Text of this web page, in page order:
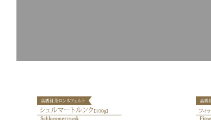
プライバシーポリシー